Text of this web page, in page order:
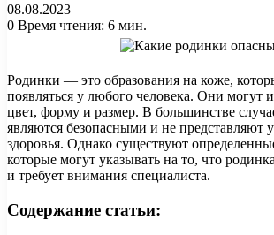
08.08.2023
0 Время чтения: 6 мин.
Родинки — это образования на коже,
появляться у любого человека. Они могут
цвет, форму и размер. В большинстве
являются безопасными и не представляют
здоровья. Однако существуют
которые могут указывать на то, что
и требует внимания специалиста.
Содержание статьи: